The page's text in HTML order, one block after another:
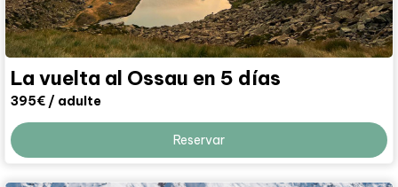
La vuelta al Ossau en 5 días
395€ / adulte
Reservar